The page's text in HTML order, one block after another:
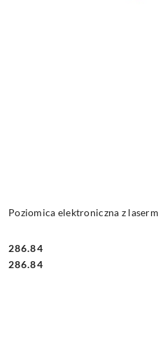
Poziomica elektroniczna z
Cena:
286.84
Cena:
286.84